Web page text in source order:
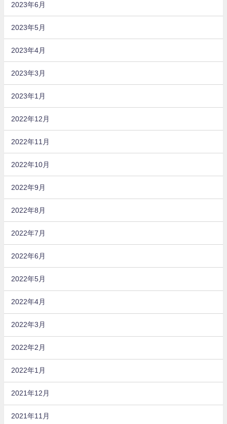
2023年6月
2023年5月
2023年4月
2023年3月
2023年1月
2022年12月
2022年11月
2022年10月
2022年9月
2022年8月
2022年7月
2022年6月
2022年5月
2022年4月
2022年3月
2022年2月
2022年1月
2021年12月
2021年11月